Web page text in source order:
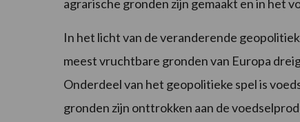
agrarische gronden zijn gemaakt en in het
In het licht van de veranderende
meest vruchtbare gronden van Europa
Onderdeel van het geopolitieke spel is
gronden zijn onttrokken aan de